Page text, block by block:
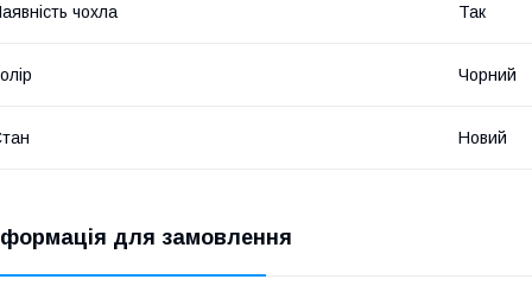
чохла Так
Чорний
Новий
для замовлення